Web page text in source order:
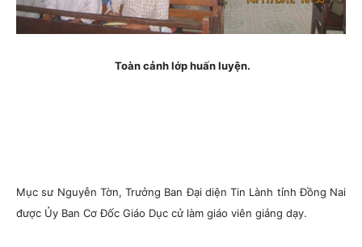
Toàn cảnh lớp huấn luyện.
Mục sư Nguyễn Tờn, Trưởng Ban Đại diện Tin Lành tỉnh Đồng Nai
được Ủy Ban Cơ Đốc Giáo Dục cử làm giáo viên giảng dạy.